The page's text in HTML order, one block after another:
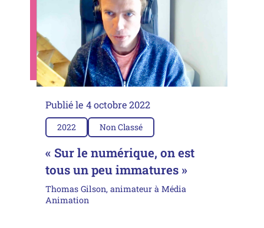
Publié le 4 octobre 2022
2022 Non Classé
« Sur le numérique, on est
tous un peu immatures »
Thomas Gilson, animateur à Média
Animation